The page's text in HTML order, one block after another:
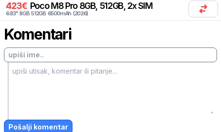
423€ Poco M8 Pro 8GB, 512GB, 2x SIM
6.83" 8GB 512GB 6500mAh (2026)
Komentari
Pošalji komentar